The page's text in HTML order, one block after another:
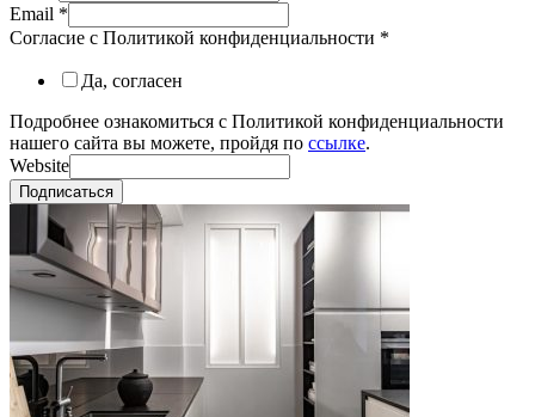
Email *
Согласие с Политикой конфиденциальности *
Да, согласен
Подробнее ознакомиться с Политикой конфиденциальности
нашего сайта вы можете, пройдя по ссылке.
Website
Подписаться